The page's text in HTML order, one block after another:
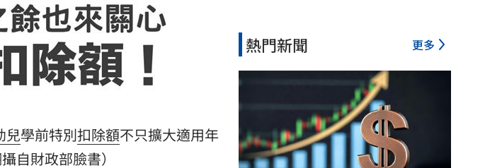
兒學前特別扣除額不只擴大適用年
自財政部臉書）
熱門新聞 更多